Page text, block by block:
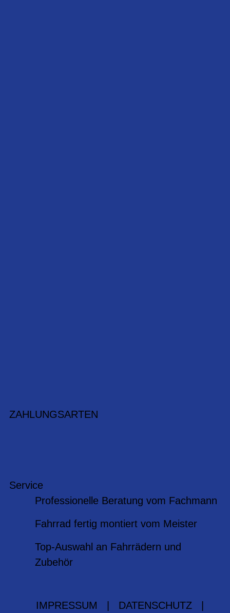
ZAHLUNGSARTEN
Service
Professionelle Beratung vom Fachmann
Fahrrad fertig montiert vom Meister
Top-Auswahl an Fahrrädern und
Zubehör
IMPRESSUM DATENSCHUTZ